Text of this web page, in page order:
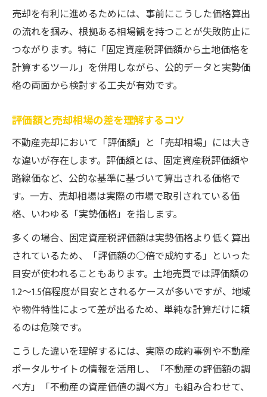
売却を有利に進めるためには、事前にこうした価格算出
の流れを掴み、根拠ある相場観を持つことが失敗防止に
つながります。特に「固定資産税評価額から土地価格を
計算するツール」を併用しながら、公的データと実勢価
格の両面から検討する工夫が有効です。
評価額と売却相場の差を理解するコツ
不動産売却において「評価額」と「売却相場」には大き
な違いが存在します。評価額とは、固定資産税評価額や
路線価など、公的な基準に基づいて算出される価格で
す。一方、売却相場は実際の市場で取引されている価
格、いわゆる「実勢価格」を指します。
多くの場合、固定資産税評価額は実勢価格より低く算出
されているため、「評価額の○倍で成約する」といった
目安が使われることもあります。土地売買では評価額の
1.2～1.5倍程度が目安とされるケースが多いですが、地域
や物件特性によって差が出るため、単純な計算だけに頼
るのは危険です。
こうした違いを理解するには、実際の成約事例や不動産
ポータルサイトの情報を活用し、「不動産の評価額の調
べ方」「不動産の資産価値の調べ方」も組み合わせて、